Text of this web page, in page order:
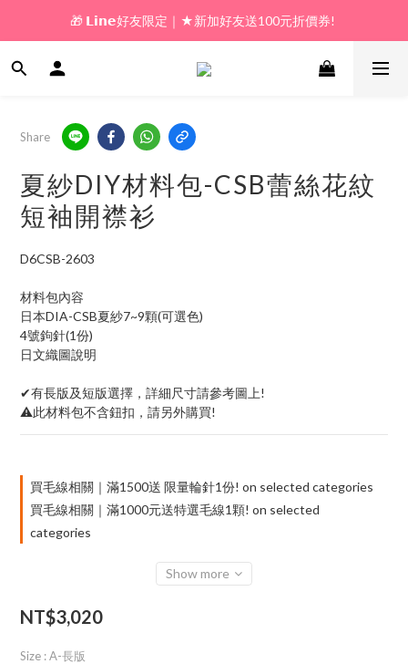
🎁 新好友購物金｜★加入新會員領券送100元!
🎁 𝗟𝗶𝗻𝗲好友限定｜★新加好友送100元折價券!
🎁 新好友購物金｜★加入新會員領券送100元!
Share
夏紗DIY材料包-CSB蕾絲花紋
短袖開襟衫
D6CSB-2603
材料包內容
日本DIA-CSB夏紗7~9顆(可選色)
4號鉤針(1份)
日文織圖說明
✔有長版及短版選擇，詳細尺寸請參考圖上!
⚠️此材料包不含鈕扣，請另外購買!
買毛線相關｜滿1500送 限量輪針1份! on selected categories
買毛線相關｜滿1000元送特選毛線1顆! on selected
categories
Show more
NT$3,020
Size : A-長版